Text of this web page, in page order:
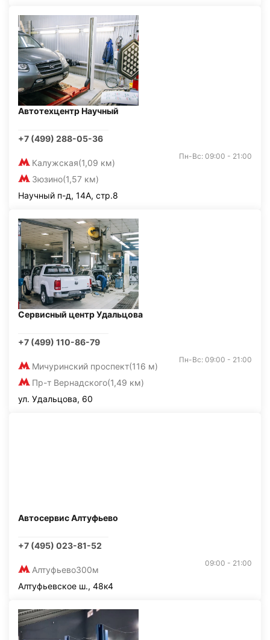
Автотехцентр Научный
+7 (499) 288-05-36
Калужская(1,09 км)
Зюзино(1,57 км)
Пн-Вс: 09:00 - 21:00
Научный п-д, 14А, стр.8
Сервисный центр Удальцова
+7 (499) 110-86-79
Мичуринский проспект(116 м)
Пр-т Вернадского(1,49 км)
Пн-Вс: 09:00 - 21:00
ул. Удальцова, 60
Автосервис Алтуфьево
+7 (495) 023-81-52
Алтуфьево300м
09:00 - 21:00
Алтуфьевское ш., 48к4